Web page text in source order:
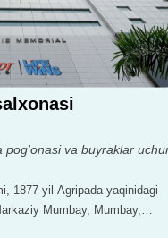
pog'onasi va buyraklar
1877 yil Agripada yaqinidagi
Mumbay, Mumbay,